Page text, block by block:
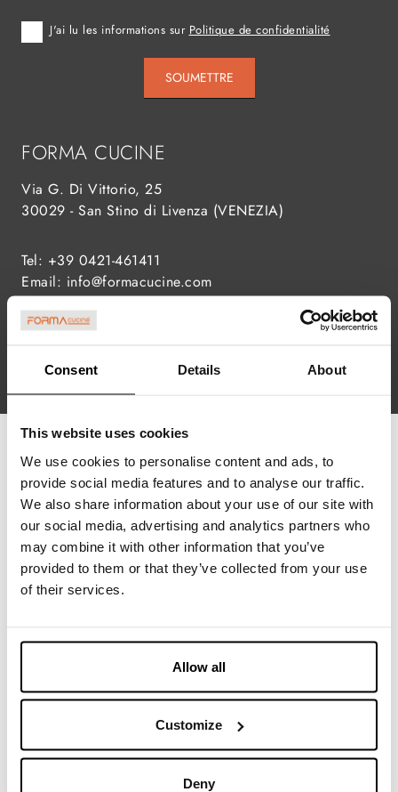
Consent Details About
This website uses cookies
We use cookies to personalise content and ads, to
provide social media features and to analyse our traffic.
We also share information about your use of our site with
our social media, advertising and analytics partners who
may combine it with other information that you’ve
provided to them or that they’ve collected from your use
of their services.
Allow all
Customize
Deny
FORMA CUCINE
Via G. Di Vittorio, 25
30029 - San Stino di Livenza (VENEZIA)
Tel: +39 0421-461411
Email: info@formacucine.com
J'ai lu les informations sur Politique de confidentialité
SOUMETTRE